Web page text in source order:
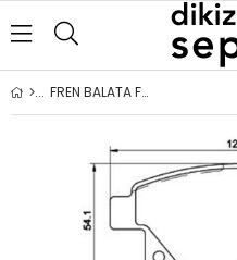
FREN BALATA FORD TRANSİT V347 (06-) TRANSİT V348 - ÇİFT İKAZ KABLOLU ARKA